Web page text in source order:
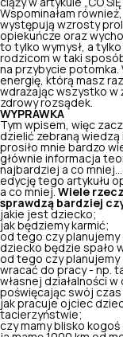
Wspominałam
występują wzrosty
opiekuńcze oraz
to tylko wymysł, a
rodzicom w taki
na przybycie potomka.
energię, którą masz
wdrażając wszystko w
zdrowy rozsądek.
WYPRAWKA
Tym wpisem, więc
dzielić zebraną wiedzą
prosiło mnie bardzo
głównie informacja
najbardziej a co
edycję tego artykułu
a co mniej. Wiele
sprawdzą bardziej
jakie jest dziecko;
jak będziemy karmić;
od tego czy
dziecko będzie spało
od tego czy
wracać do pracy - np.
własnej działalności
poświęcając swój czas
jak pracuje ojciec
tacierzyństwie;
czy mamy blisko